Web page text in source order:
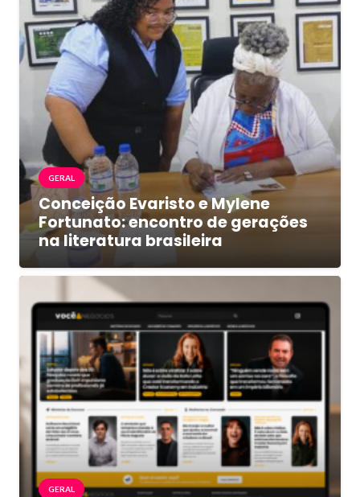
GERAL
Conceição Evaristo e Mylene
Fortunato: encontro de gerações
na literatura brasileira
GERAL